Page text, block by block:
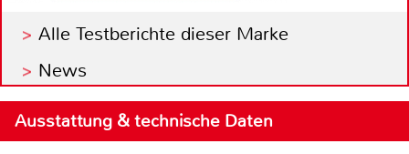
Alle Testberichte dieser Marke
News
Ausstattung & technische Daten